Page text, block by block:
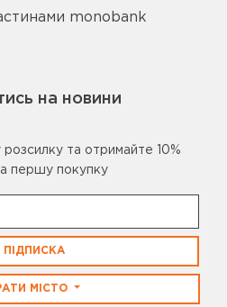
monobank
на новини
розсилку та отримайте 10%
першу покупку
ПІДПИСКА
МІСТО